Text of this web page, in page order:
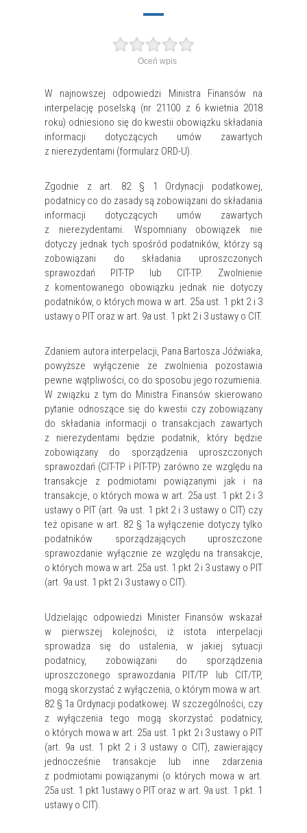
Oceń wpis
W najnowszej odpowiedzi Ministra Finansów na
interpelację poselską (nr 21100 z 6 kwietnia 2018
roku) odniesiono się do kwestii obowiązku składania
informacji dotyczących umów zawartych
z nierezydentami (formularz ORD-U).
Zgodnie z art. 82 § 1 Ordynacji podatkowej,
podatnicy co do zasady są zobowiązani do składania
informacji dotyczących umów zawartych
z nierezydentami. Wspomniany obowiązek nie
dotyczy jednak tych spośród podatników, którzy są
zobowiązani do składania uproszczonych
sprawozdań PIT-TP lub CIT-TP. Zwolnienie
z komentowanego obowiązku jednak nie dotyczy
podatników, o których mowa w art. 25a ust. 1 pkt 2 i 3
ustawy o PIT oraz w art. 9a ust. 1 pkt 2 i 3 ustawy o CIT.
Zdaniem autora interpelacji, Pana Bartosza Jóźwiaka,
powyższe wyłączenie ze zwolnienia pozostawia
pewne wątpliwości, co do sposobu jego rozumienia.
W związku z tym do Ministra Finansów skierowano
pytanie odnoszące się do kwestii czy zobowiązany
do składania informacji o transakcjach zawartych
z nierezydentami będzie podatnik, który będzie
zobowiązany do sporządzenia uproszczonych
sprawozdań (CIT-TP i PIT-TP) zarówno ze względu na
transakcje z podmiotami powiązanymi jak i na
transakcje, o których mowa w art. 25a ust. 1 pkt 2 i 3
ustawy o PIT (art. 9a ust. 1 pkt 2 i 3 ustawy o CIT) czy
też opisane w art. 82 § 1a wyłączenie dotyczy tylko
podatników sporządzających uproszczone
sprawozdanie wyłącznie ze względu na transakcje,
o których mowa w art. 25a ust. 1 pkt 2 i 3 ustawy o PIT
(art. 9a ust. 1 pkt 2 i 3 ustawy o CIT).
Udzielając odpowiedzi Minister Finansów wskazał
w pierwszej kolejności, iż istota interpelacji
sprowadza się do ustalenia, w jakiej sytuacji
podatnicy, zobowiązani do sporządzenia
uproszczonego sprawozdania PIT/TP lub CIT/TP,
mogą skorzystać z wyłączenia, o którym mowa w art.
82 § 1a Ordynacji podatkowej. W szczególności, czy
z wyłączenia tego mogą skorzystać podatnicy,
o których mowa w art. 25a ust. 1 pkt 2 i 3 ustawy o PIT
(art. 9a ust. 1 pkt 2 i 3 ustawy o CIT), zawierający
jednocześnie transakcje lub inne zdarzenia
z podmiotami powiązanymi (o których mowa w art.
25a ust. 1 pkt 1ustawy o PIT oraz w art. 9a ust. 1 pkt. 1
ustawy o CIT).